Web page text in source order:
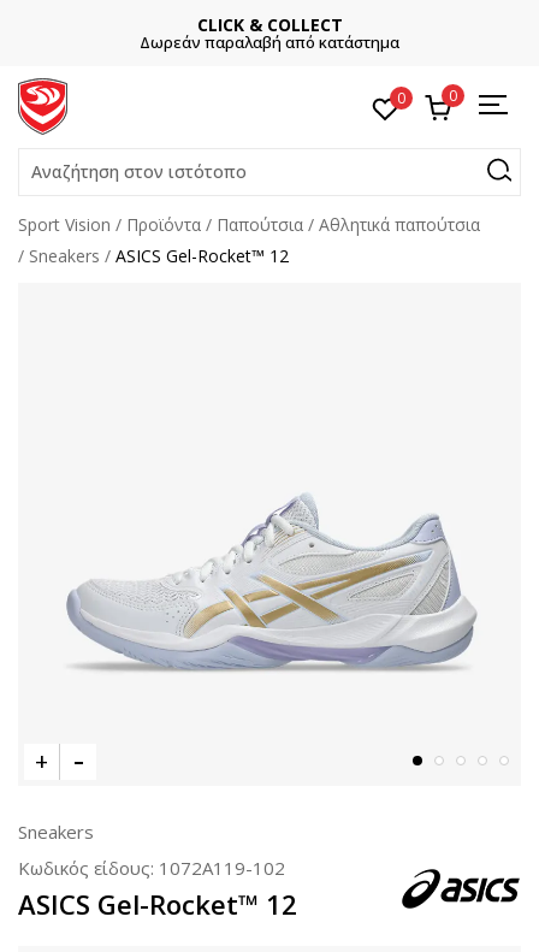
CLICK & COLLECT
Δωρεάν παραλαβή από κατάστημα
0 0
Αναζήτηση στον ιστότοπο
Sport Vision Προϊόντα Παπούτσια
Αθλητικά παπούτσια
Sneakers
ASICS Gel-Rocket™ 12
Sneakers
Κωδικός είδους: 1072A119-102
ASICS Gel-Rocket™ 12